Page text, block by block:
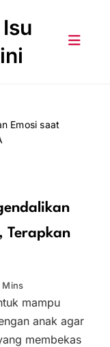
Emosi saat
Terapkan
Mins
mampu
anak agar
membekas